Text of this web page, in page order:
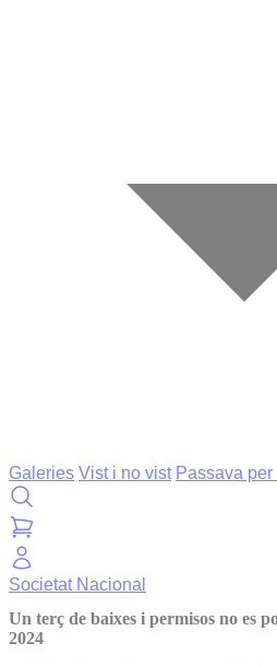
Galeries Vist i no vist Passava
Societat Nacional
Un terç de baixes i permisos no es
2024